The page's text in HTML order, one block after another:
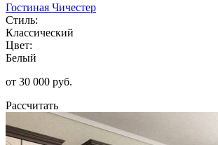
Гостиная Чичестер
Стиль:
Классический
Цвет:
Белый
от 30 000 руб.
Рассчитать